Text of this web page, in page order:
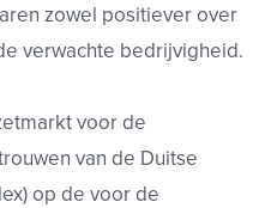
zowel positiever over
verwachte bedrijvigheid.
voor de
van de Duitse
op de voor de